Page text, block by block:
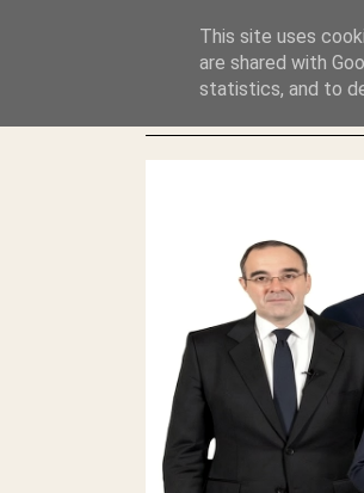
ΛΕΗΛΑΣΙΑ ΚΑΙ ΕΓΚΛΗΜΑ ?
This site uses
are shared with
statistics, and to